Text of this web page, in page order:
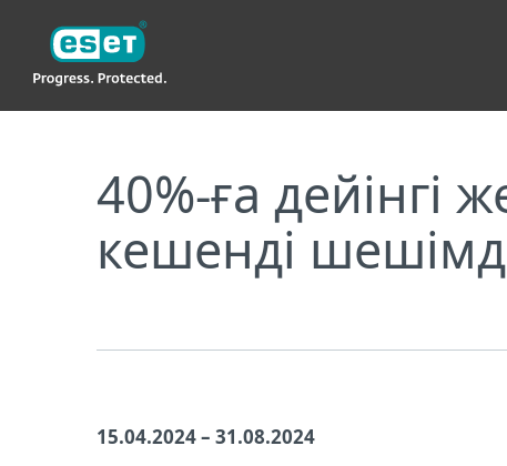
40%-ға дейінгі
кешенді
15.04.2024 – 31.08.2024
40%-ға дейінгі жеңілдікпен неғұрлым мықты
ESET